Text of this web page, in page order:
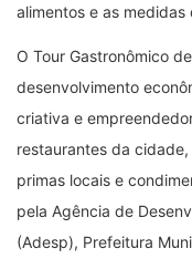
alimentos e as
O Tour Gastronômico
desenvolvimento
criativa e
restaurantes da
primas locais e
pela Agência de
(Adesp), Prefeitura